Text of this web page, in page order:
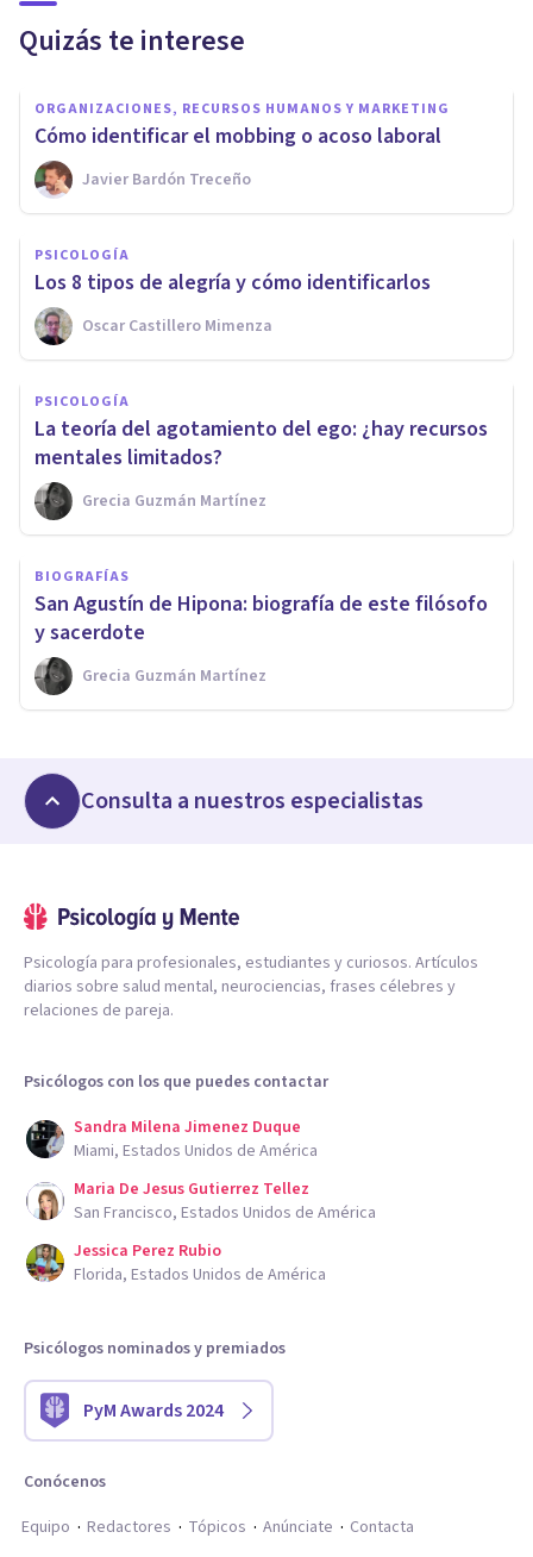
Quizás te interese
ORGANIZACIONES, RECURSOS HUMANOS Y MARKETING
Cómo identificar el mobbing o acoso laboral
Javier Bardón Treceño
PSICOLOGÍA
Los 8 tipos de alegría y cómo identificarlos
Oscar Castillero Mimenza
PSICOLOGÍA
La teoría del agotamiento del ego: ¿hay recursos
mentales limitados?
Grecia Guzmán Martínez
BIOGRAFÍAS
San Agustín de Hipona: biografía de este filósofo
y sacerdote
Grecia Guzmán Martínez
Consulta a nuestros especialistas
Psicología para profesionales, estudiantes y curiosos. Artículos
diarios sobre salud mental, neurociencias, frases célebres y
relaciones de pareja.
Psicólogos con los que puedes contactar
Sandra Milena Jimenez Duque
Miami, Estados Unidos de América
Maria De Jesus Gutierrez Tellez
San Francisco, Estados Unidos de América
Jessica Perez Rubio
Florida, Estados Unidos de América
Psicólogos nominados y premiados
PyM Awards 2024
Conócenos
Equipo
Redactores Tópicos Anúnciate Contacta